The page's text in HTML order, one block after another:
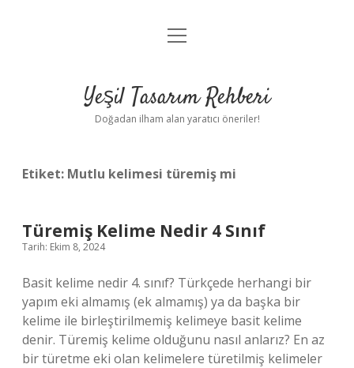
Anasayfa
Yasal Uyarı
menüyü
Yeşil Tasarım Rehberi
Doğadan ilham alan yaratıcı öneriler!
Etiket: Mutlu kelimesi türemiş mi
Türemiş Kelime Nedir 4 Sınıf
Tarih: Ekim 8, 2024
Basit kelime nedir 4. sınıf? Türkçede herhangi bir
yapım eki almamış (ek almamış) ya da başka bir
kelime ile birleştirilmemiş kelimeye basit kelime
denir. Türemiş kelime olduğunu nasıl anlarız? En az
bir türetme eki olan kelimelere türetilmiş kelimeler